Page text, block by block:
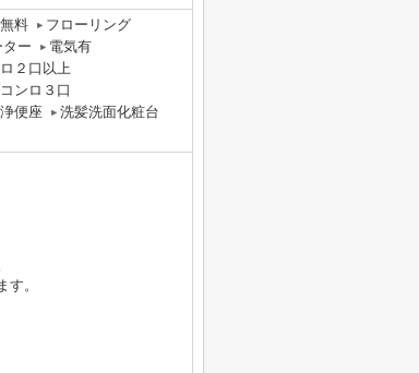
料
フローリング
ター
電気有
２口以上
コンロ３口
便座
洗髪洗面化粧台
。